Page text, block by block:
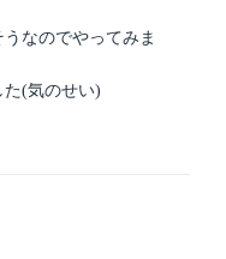
なのでやってみま
た(気のせい)